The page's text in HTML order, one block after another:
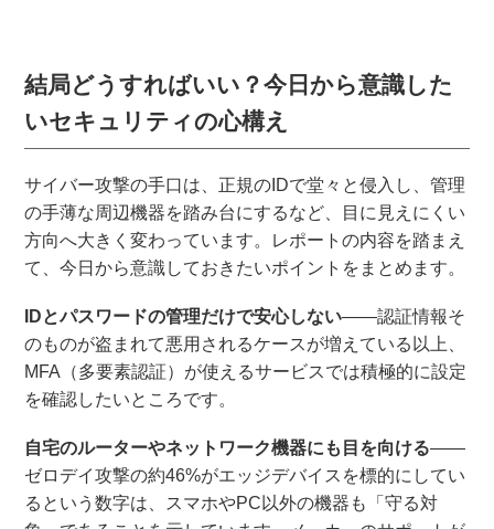
結局どうすればいい？今日から意識した
いセキュリティの心構え
サイバー攻撃の手口は、正規のIDで堂々と侵入し、管理
の手薄な周辺機器を踏み台にするなど、目に見えにくい
方向へ大きく変わっています。レポートの内容を踏まえ
て、今日から意識しておきたいポイントをまとめます。
IDとパスワードの管理だけで安心しない――認証情報そ
のものが盗まれて悪用されるケースが増えている以上、
MFA（多要素認証）が使えるサービスでは積極的に設定
を確認したいところです。
自宅のルーターやネットワーク機器にも目を向ける――
ゼロデイ攻撃の約46%がエッジデバイスを標的にしてい
るという数字は、スマホやPC以外の機器も「守る対